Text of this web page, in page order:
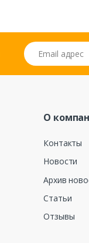
Email адрес
О
Контакты
Новости
Архив
Статьи
Отзывы